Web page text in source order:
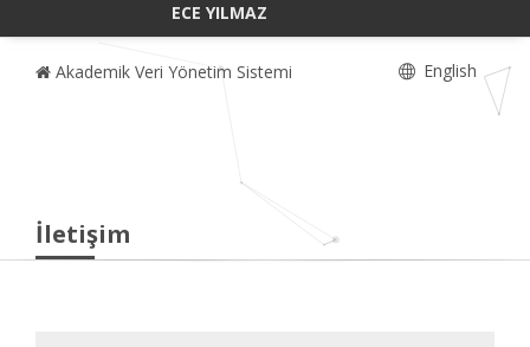
ECE YILMAZ
Akademik Veri Yönetim Sistemi English
İletişim